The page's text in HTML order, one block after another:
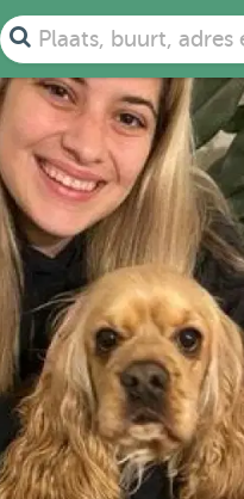
Plaats, buurt, adres
KAART